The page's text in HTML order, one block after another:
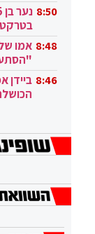
8:50
8:48 אמו
8:46 ביידן